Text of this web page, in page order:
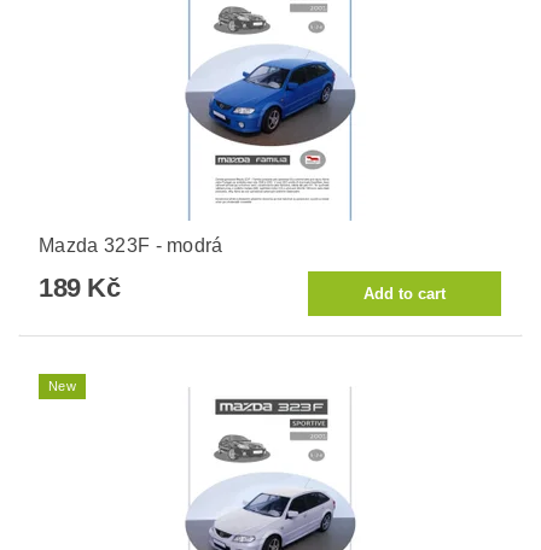
Mazda 323F - modrá
189 Kč
New